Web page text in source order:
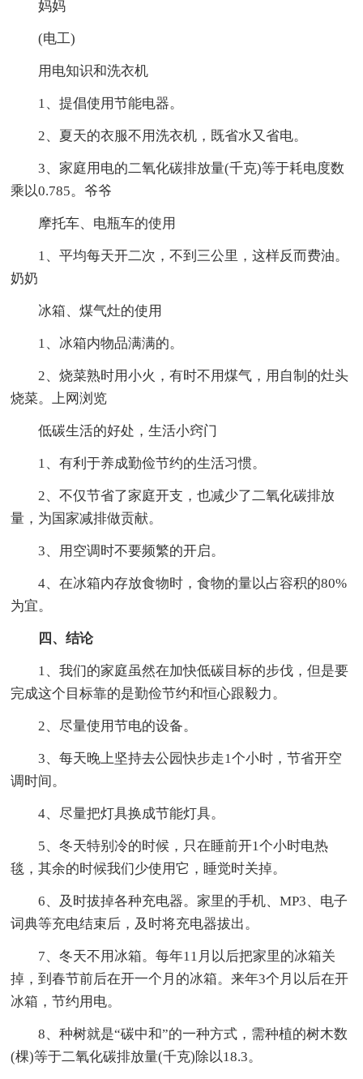
妈妈
(电工)
用电知识和洗衣机
1、提倡使用节能电器。
2、夏天的衣服不用洗衣机，既省水又省电。
3、家庭用电的二氧化碳排放量(千克)等于耗电度数
乘以0.785。爷爷
摩托车、电瓶车的使用
1、平均每天开二次，不到三公里，这样反而费油。
奶奶
冰箱、煤气灶的使用
1、冰箱内物品满满的。
2、烧菜熟时用小火，有时不用煤气，用自制的灶头
烧菜。上网浏览
低碳生活的好处，生活小窍门
1、有利于养成勤俭节约的生活习惯。
2、不仅节省了家庭开支，也减少了二氧化碳排放
量，为国家减排做贡献。
3、用空调时不要频繁的开启。
4、在冰箱内存放食物时，食物的量以占容积的80%
为宜。
四、结论
1、我们的家庭虽然在加快低碳目标的步伐，但是要
完成这个目标靠的是勤俭节约和恒心跟毅力。
2、尽量使用节电的设备。
3、每天晚上坚持去公园快步走1个小时，节省开空
调时间。
4、尽量把灯具换成节能灯具。
5、冬天特别冷的时候，只在睡前开1个小时电热
毯，其余的时候我们少使用它，睡觉时关掉。
6、及时拔掉各种充电器。家里的手机、MP3、电子
词典等充电结束后，及时将充电器拔出。
7、冬天不用冰箱。每年11月以后把家里的冰箱关
掉，到春节前后在开一个月的冰箱。来年3个月以后在开
冰箱，节约用电。
8、种树就是“碳中和”的一种方式，需种植的树木数
(棵)等于二氧化碳排放量(千克)除以18.3。